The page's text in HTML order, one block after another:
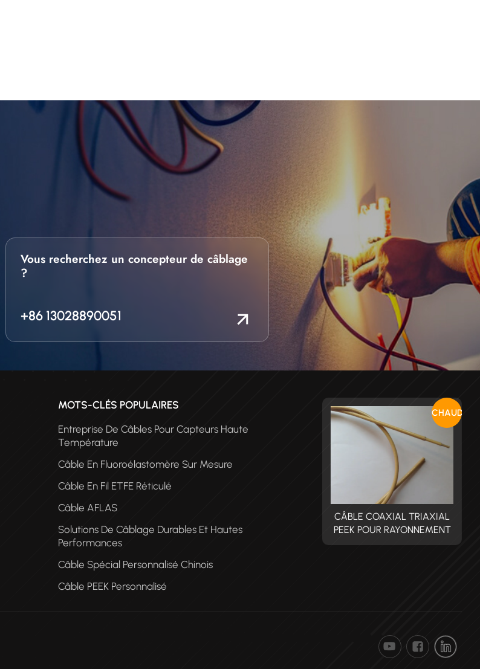
Vous recherchez un concepteur de câblage
?
+86 13028890051
MOTS-CLÉS POPULAIRES
Entreprise De Câbles Pour Capteurs Haute
Température
Câble En Fluoroélastomère Sur Mesure
Câble En Fil ETFE Réticulé
Câble AFLAS
Solutions De Câblage Durables Et Hautes
Performances
Câble Spécial Personnalisé Chinois
Câble PEEK Personnalisé
CHAUD
PEEK POUR RAYONNEMENT
CÂBLE COAXIAL TRIAXIAL
PEEK POUR RAYONNEMENT